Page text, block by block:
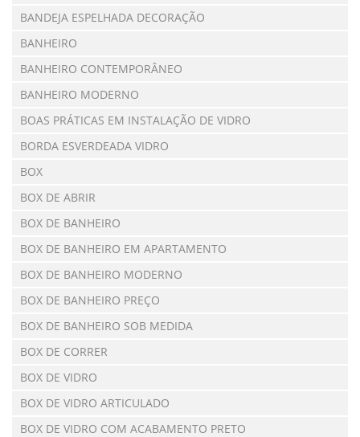
BANDEJA ESPELHADA DECORAÇÃO
BANHEIRO
BANHEIRO CONTEMPORÂNEO
BANHEIRO MODERNO
BOAS PRÁTICAS EM INSTALAÇÃO DE VIDRO
BORDA ESVERDEADA VIDRO
BOX
BOX DE ABRIR
BOX DE BANHEIRO
BOX DE BANHEIRO EM APARTAMENTO
BOX DE BANHEIRO MODERNO
BOX DE BANHEIRO PREÇO
BOX DE BANHEIRO SOB MEDIDA
BOX DE CORRER
BOX DE VIDRO
BOX DE VIDRO ARTICULADO
BOX DE VIDRO COM ACABAMENTO PRETO